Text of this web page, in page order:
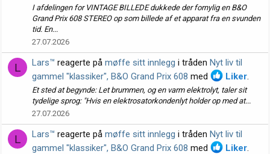
I afdelingen for VINTAGE BILLEDE dukkede der fornylig en B&O
Grand Prix 608 STEREO op som billede af et apparat fra en svunden
tid. En...
27.07.2026
L Lars™ reagerte på møffe sitt innlegg i tråden Nyt liv til
gammel "klassiker", B&O Grand Prix 608 med Liker.
Et sted at begynde: Let brummen, og en varm elektrolyt, taler sit
tydelige sprog: "Hvis en elektrosatorkondenlyt holder op med at...
27.07.2026
L Lars™ reagerte på møffe sitt innlegg i tråden Nyt liv til
gammel "klassiker", B&O Grand Prix 608 med Liker.